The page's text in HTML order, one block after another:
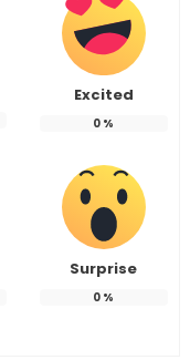
Excited
0 %
Surprise
0 %